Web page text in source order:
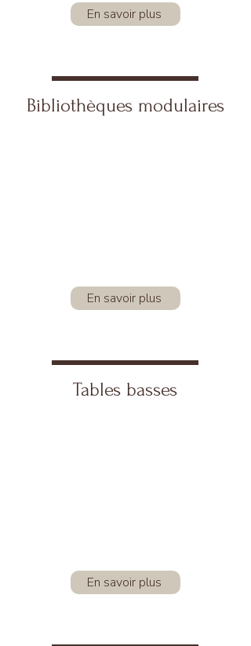
En savoir plus
Bibliothèques modulaires
En savoir plus
Tables basses
En savoir plus